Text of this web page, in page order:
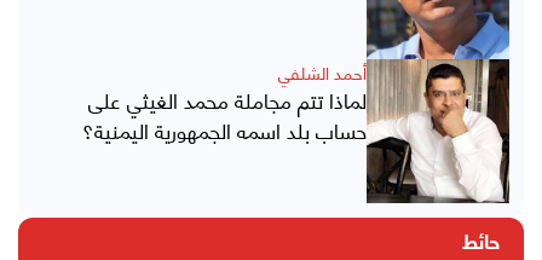
أحمد الشلفي
لماذا تتم مجاملة محمد الغيثي على
حساب بلد اسمه الجمهورية اليمنية؟
حائط